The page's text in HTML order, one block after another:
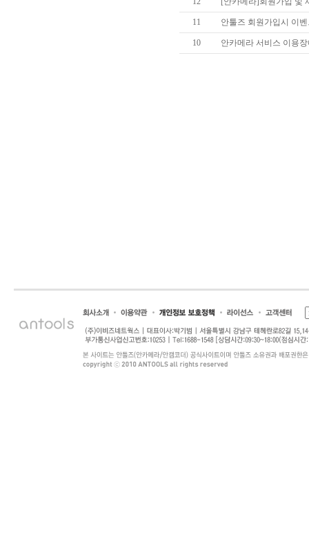
11 안툴즈 회원가입시 이
10 안카메라 서비스 이용